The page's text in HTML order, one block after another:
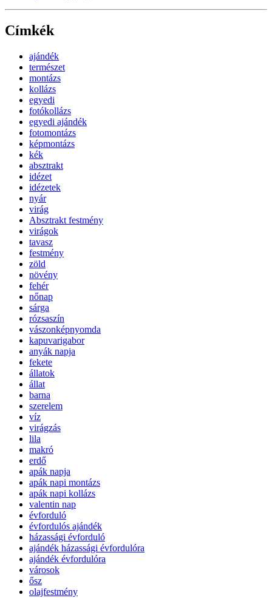
Címkék
ajándék
természet
montázs
kollázs
egyedi
fotókollázs
egyedi ajándék
fotomontázs
képmontázs
kék
absztrakt
idézet
idézetek
nyár
virág
Absztrakt festmény
virágok
tavasz
festmény
zöld
növény
fehér
nőnap
sárga
rózsaszín
vászonképnyomda
kapuvarigabor
anyák napja
fekete
állatok
állat
barna
szerelem
víz
virágzás
lila
makró
erdő
apák napja
apák napi montázs
apák napi kollázs
valentin nap
évforduló
évfordulós ajándék
házassági évforduló
ajándék házassági évfordulóra
ajándék évfordulóra
városok
ősz
olajfestmény